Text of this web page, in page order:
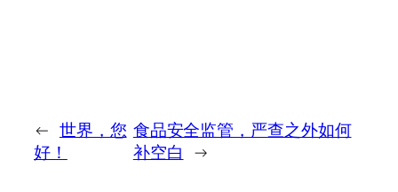
← 世界，您
好！
食品安全监管，严查之外如何
补空白 →